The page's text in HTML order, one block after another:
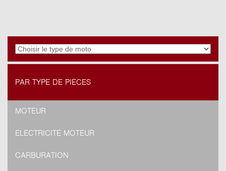
PAR TYPE DE PIÈCES
MOTEUR
ELECTRICITÉ MOTEUR
CARBURATION